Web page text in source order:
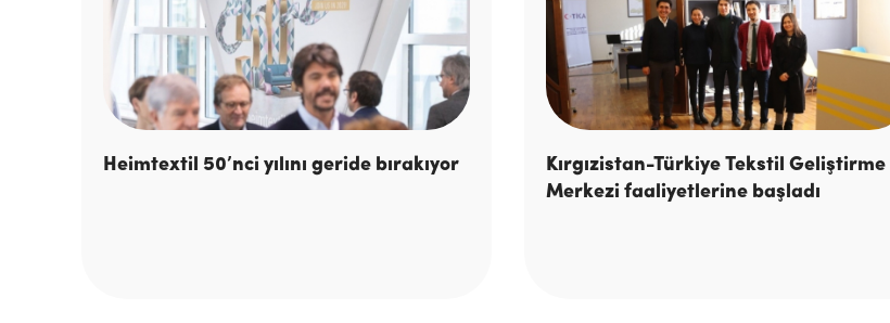
Heimtextil 50’nci yılını geride bırakıyor
Kırgızistan-Türkiye Tekstil Geliştirme
Merkezi faaliyetlerine başladı